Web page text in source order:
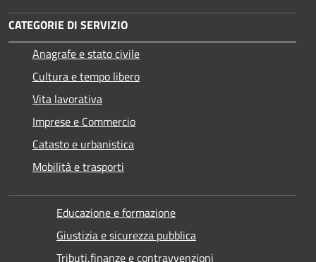
CATEGORIE DI SERVIZIO
Anagrafe e stato civile
Cultura e tempo libero
Vita lavorativa
Imprese e Commercio
Catasto e urbanistica
Mobilità e trasporti
Educazione e formazione
Giustizia e sicurezza pubblica
Tributi,finanze e contravvenzioni